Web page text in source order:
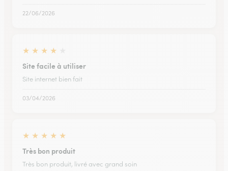
22/06/2026
★ ★ ★ ★
Site facile à utiliser
Site internet bien fait
03/04/2026
★ ★ ★ ★ ★
Très bon produit
Très bon produit, livré avec grand soin